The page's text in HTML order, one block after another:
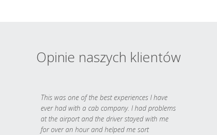
Opinie naszych klientów
This was one of the best experiences I have
ever had with a cab company. I had problems
at the airport and the driver stayed with me
for over an hour and helped me sort